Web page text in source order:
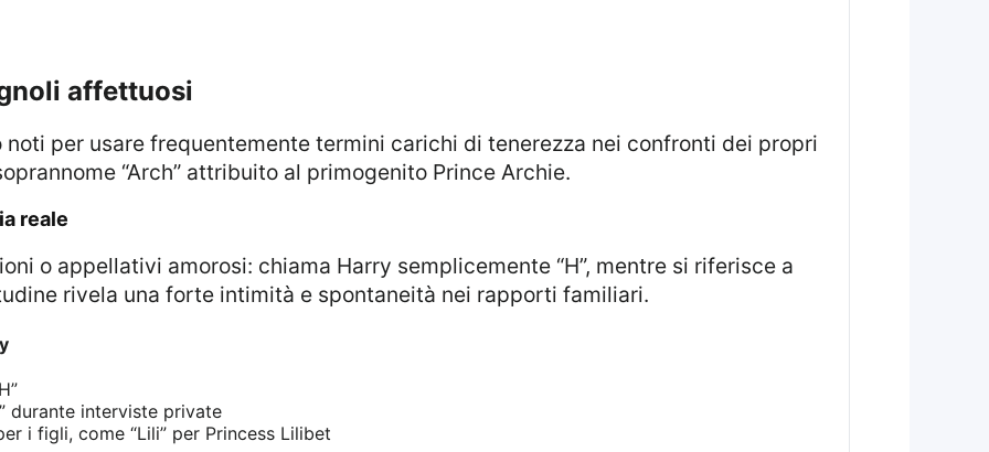
affettuosi
“Arch” attribuito al primogenito Prince Archie.
reale
rivela una forte intimità e spontaneità nei rapporti familiari.
durante interviste private
i figli, come “Lili” per Princess Lilibet